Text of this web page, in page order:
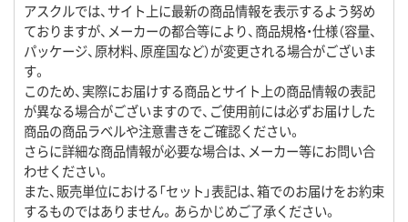
アスクルでは、サイト上に最新の商品情報を表示するよう努め
ておりますが、メーカーの都合等により、商品規格・仕様（容量、
パッケージ、原材料、原産国など）が変更される場合がございま
す。
このため、実際にお届けする商品とサイト上の商品情報の表記
が異なる場合がございますので、ご使用前には必ずお届けした
商品の商品ラベルや注意書きをご確認ください。
さらに詳細な商品情報が必要な場合は、メーカー等にお問い合
わせください。
また、販売単位における「セット」表記は、箱でのお届けをお約束
するものではありません。あらかじめご了承ください。